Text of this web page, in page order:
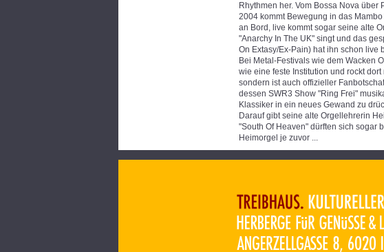
Rhythmen her. Vom Bossa Nova über
2004 kommt Bewegung in das
an Bord, live kommt sogar seine alte
"Anarchy In The UK" singt und das
On Extasy/Ex-Pain) hat ihn schon
Bei Metal-Festivals wie dem Wacken
wie eine feste Institution und rockt
sondern ist auch offizieller
dessen SWR3 Show "Ring Frei"
Klassiker in ein neues Gewand zu
Darauf gibt seine alte Orgellehrerin
"South Of Heaven" dürften sich sogar
Heimorgel je zuvor ...